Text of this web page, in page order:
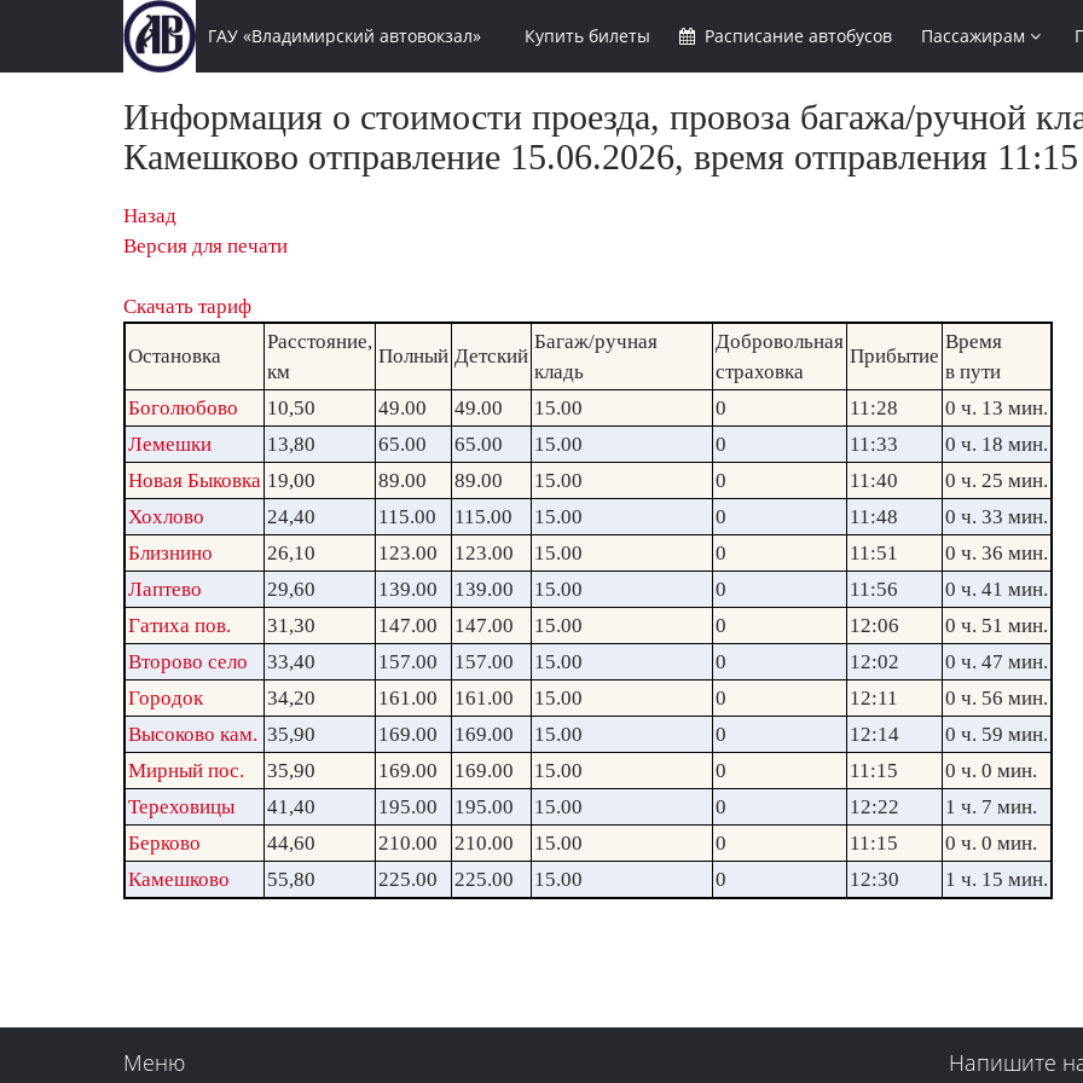
ГАУ «Владимирский автовокзал» Купить билеты Расписание автобусов Пассажирам
Информация о стоимости проезда, провоза багажа/ручной
Камешково отправление 15.06.2026, время отправления 11:15
Назад
Версия для печати
Скачать тариф
Остановка
Расстояние,
км
Полный Детский
Багаж/ручная
кладь
Добровольная
страховка
Прибытие
Время
в пути
Боголюбово
10,50 49.00 49.00 15.00 0 11:28
0 ч. 13 мин.
Лемешки
13,80 65.00 65.00 15.00 0 11:33
0 ч. 18 мин.
Новая Быковка 19,00 89.00 89.00 15.00 0 11:40
0 ч. 25 мин.
Хохлово
24,40 115.00 115.00 15.00 0 11:48
0 ч. 33 мин.
Близнино
26,10 123.00 123.00 15.00 0 11:51
0 ч. 36 мин.
Лаптево
29,60 139.00 139.00 15.00 0 11:56
0 ч. 41 мин.
Гатиха пов.
31,30 147.00 147.00 15.00 0 12:06
0 ч. 51 мин.
Второво село
33,40 157.00 157.00 15.00 0 12:02
0 ч. 47 мин.
Городок
34,20 161.00 161.00 15.00 0 12:11
0 ч. 56 мин.
Высоково кам. 35,90 169.00 169.00 15.00 0 12:14
0 ч. 59 мин.
Мирный пос.
35,90 169.00 169.00 15.00 0 11:15
0 ч. 0 мин.
Тереховицы
41,40 195.00 195.00 15.00 0 12:22
1 ч. 7 мин.
Берково
44,60 210.00 210.00 15.00 0 11:15
0 ч. 0 мин.
Камешково
55,80 225.00 225.00 15.00 0 12:30 1 ч. 15 мин.
Меню Напишите